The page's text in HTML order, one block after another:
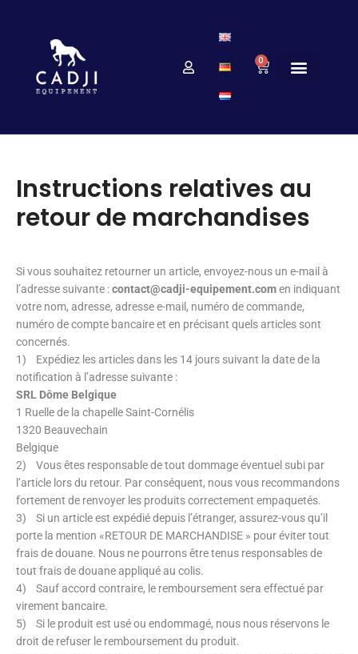
0
Instructions relatives au
retour de marchandises
Si vous souhaitez retourner un article, envoyez-nous un e-mail à
l’adresse suivante :contact@cadji-equipement.comen indiquant
votre nom, adresse, adresse e-mail, numéro de commande,
numéro de compte bancaire et en précisant quels articles sont
concernés.
1) Expédiez les articles dans les 14 jours suivant la date de la
notification à l’adresse suivante :
SRL Dôme Belgique
1 Ruelle de la chapelle Saint-Cornélis
1320 Beauvechain
Belgique
2) Vous êtes responsable de tout dommage éventuel subi par
l’article lors du retour. Par conséquent, nous vous recommandons
fortement de renvoyer les produits correctement empaquetés.
3) Si un article est expédié depuis l’étranger, assurez-vous qu’il
porte la mention «RETOUR DE MARCHANDISE » pour éviter tout
frais de douane. Nous ne pourrons être tenus responsables de
tout frais de douane appliqué au colis.
4) Sauf accord contraire, le remboursement sera effectué par
virement bancaire.
5) Si le produit est usé ou endommagé, nous nous réservons le
droit de refuser le remboursement du produit.